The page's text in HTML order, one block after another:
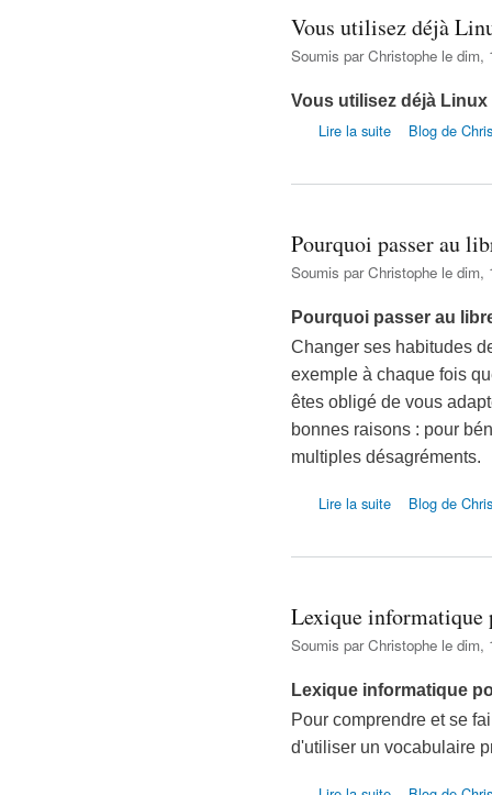
Vous utilisez déjà
Soumis parChristophe le dim,
Vous utilisez déjà
Lire la suite de Vous utilisez
Blog de
Pourquoi passer au
Soumis parChristophe le dim,
Pourquoi passer au
Changer ses habitudes
exemple à chaque fois
êtes obligé de vous
bonnes raisons : pour
multiples désagréments.
Lire la suite de Pourquoi
Blog de
Lexique informatique
Soumis parChristophe le dim,
Lexique informatique
Pour comprendre et se
d'utiliser un vocabulaire
de Lexique